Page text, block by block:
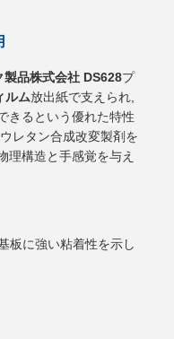
品株式会社 DS628プ
ルム放出紙で支えられ,
きるという優れた特性
レタン合成改変製剤を
理構造と手感覚を与え
板に強い粘着性を示し